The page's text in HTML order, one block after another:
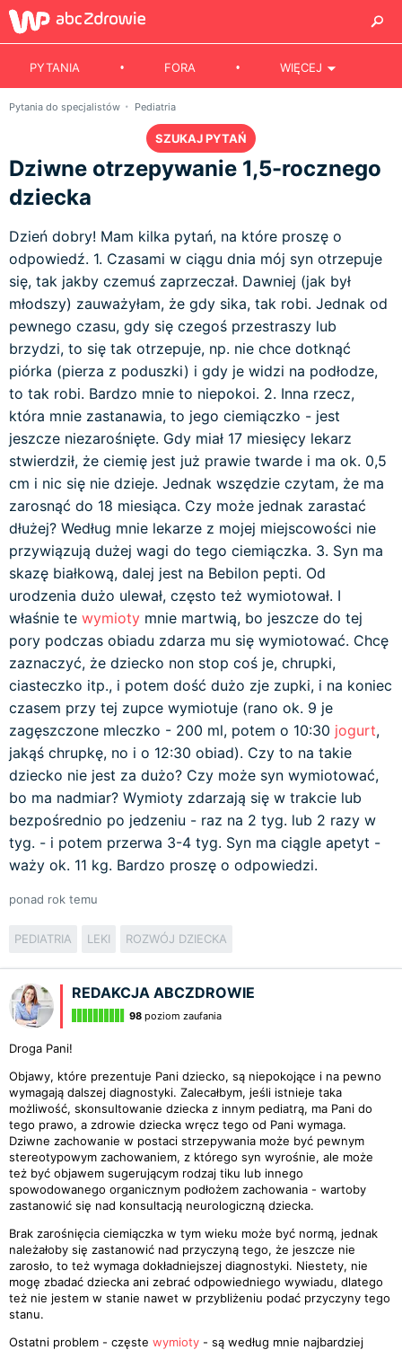
PYTANIA FORA WIĘCEJ
Pytania do specjalistów Pediatria
SZUKAJ PYTAŃ
Dziwne otrzepywanie 1,5-rocznego
dziecka
Dzień dobry! Mam kilka pytań, na które proszę o
odpowiedź. 1. Czasami w ciągu dnia mój syn otrzepuje
się, tak jakby czemuś zaprzeczał. Dawniej (jak był
młodszy) zauważyłam, że gdy sika, tak robi. Jednak od
pewnego czasu, gdy się czegoś przestraszy lub
brzydzi, to się tak otrzepuje, np. nie chce dotknąć
piórka (pierza z poduszki) i gdy je widzi na podłodze,
to tak robi. Bardzo mnie to niepokoi. 2. Inna rzecz,
która mnie zastanawia, to jego ciemiączko - jest
jeszcze niezarośnięte. Gdy miał 17 miesięcy lekarz
stwierdził, że ciemię jest już prawie twarde i ma ok. 0,5
cm i nic się nie dzieje. Jednak wszędzie czytam, że ma
zarosnąć do 18 miesiąca. Czy może jednak zarastać
dłużej? Według mnie lekarze z mojej miejscowości nie
przywiązują dużej wagi do tego ciemiączka. 3. Syn ma
skazę białkową, dalej jest na Bebilon pepti. Od
urodzenia dużo ulewał, często też wymiotował. I
właśnie te wymioty mnie martwią, bo jeszcze do tej
pory podczas obiadu zdarza mu się wymiotować. Chcę
zaznaczyć, że dziecko non stop coś je, chrupki,
ciasteczko itp., i potem dość dużo zje zupki, i na koniec
czasem przy tej zupce wymiotuje (rano ok. 9 je
zagęszczone mleczko - 200 ml, potem o 10:30 jogurt,
jakąś chrupkę, no i o 12:30 obiad). Czy to na takie
dziecko nie jest za dużo? Czy może syn wymiotować,
bo ma nadmiar? Wymioty zdarzają się w trakcie lub
bezpośrednio po jedzeniu - raz na 2 tyg. lub 2 razy w
tyg. - i potem przerwa 3-4 tyg. Syn ma ciągle apetyt -
waży ok. 11 kg. Bardzo proszę o odpowiedzi.
ponad rok temu
PEDIATRIA LEKI ROZWÓJ DZIECKA
REDAKCJA ABCZDROWIE
98 poziom zaufania
Droga Pani!
Objawy, które prezentuje Pani dziecko, są niepokojące i na pewno
wymagają dalszej diagnostyki. Zalecałbym, jeśli istnieje taka
możliwość, skonsultowanie dziecka z innym pediatrą, ma Pani do
tego prawo, a zdrowie dziecka wręcz tego od Pani wymaga.
Dziwne zachowanie w postaci strzepywania może być pewnym
stereotypowym zachowaniem, z którego syn wyrośnie, ale może
też być objawem sugerującym rodzaj tiku lub innego
spowodowanego organicznym podłożem zachowania - wartoby
zastanowić się nad konsultacją neurologiczną dziecka.
Brak zarośnięcia ciemiączka w tym wieku może być normą, jednak
należałoby się zastanowić nad przyczyną tego, że jeszcze nie
zarosło, to też wymaga dokładniejszej diagnostyki. Niestety, nie
mogę zbadać dziecka ani zebrać odpowiedniego wywiadu, dlatego
też nie jestem w stanie nawet w przybliżeniu podać przyczyny tego
stanu.
Ostatni problem - częste wymioty - są według mnie najbardziej